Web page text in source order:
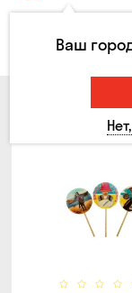
Гренки и
СЛАДОСТИ
Ваш